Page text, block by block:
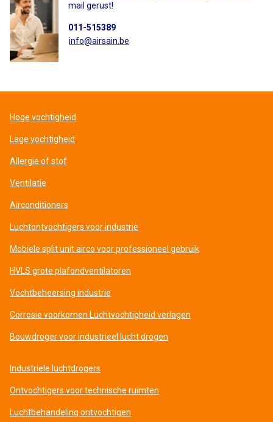
mail gerust!
011-515389
info@airsain.be
Hoge vochtigheid
Lage vochtigheid
Allergie of stof
Ventilatie
Airconditioners
Luchtontvochtigers voor industrie
Mobiele split unit airco voor professioneel gebruik
HVLS grote plafondventilatoren
Vochtbeheersing industrie
Corrosie voorkomen Luchtvochtigheid verlagen
Bouwdroger voor industrieel lucht drogen
Industriele luchtdrogers
Ontvochtigers voor technische ruimten
Luchtbehandeling ontvochtigen